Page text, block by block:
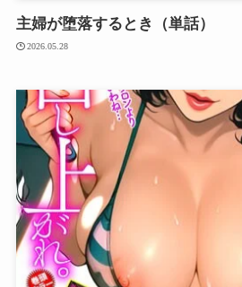
主婦が堕落するとき（単話）
2026.05.28